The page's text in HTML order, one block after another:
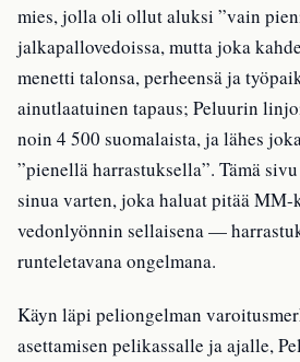
mies, jolla oli ollut aluksi ”vain
jalkapallovedoissa, mutta joka
menetti talonsa, perheensä ja
ainutlaatuinen tapaus; Peluurin
noin 4 500 suomalaista, ja lähes
”pienellä harrastuksella”. Tämä
sinua varten, joka haluat pitää MM-
vedonlyönnin sellaisena —
runteletavana ongelmana.
Käyn läpi peliongelman
asettamisen pelikassalle ja ajalle,